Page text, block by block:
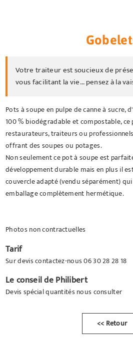
Votre traiteur est soucieux de
vous facilitant la vie... pensez à la
Pots à soupe en pulpe de canne à sucre,
100 % biodégradable et compostable,
restaurateurs, traiteurs ou
offrant des soupes ou potages.
Non seulement ce pot à soupe est
développement durable mais en plus il
couvercle adapté (vendu séparément)
emballage complètement hermétique.
Photos non contractuelles
Tarif
Sur devis contactez-nous 06 30 28 28 18
Le conseil de Philibert
Devis spécial quantités nous consulter
<< Retour